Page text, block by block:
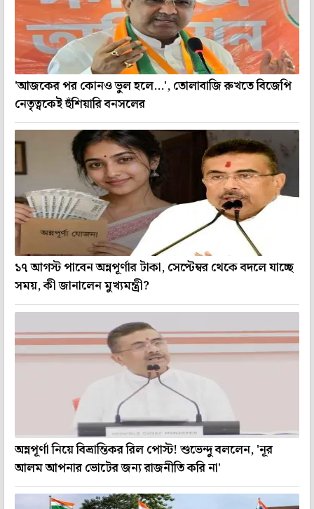
'আজকের পর কোনও ভুল হলে...', তোলাবাজি রুখতে বিজেপি
নেতৃত্বকেই হুঁশিয়ারি বনসলের
১৭ আগস্ট পাবেন অন্নপূর্ণার টাকা, সেপ্টেম্বর থেকে বদলে যাচ্ছে
সময়, কী জানালেন মুখ্যমন্ত্রী?
অন্নপূর্ণা নিয়ে বিভ্রান্তিকর রিল পোস্ট! শুভেন্দু বললেন, 'নূর
আলম আপনার ভোটের জন্য রাজনীতি করি না'